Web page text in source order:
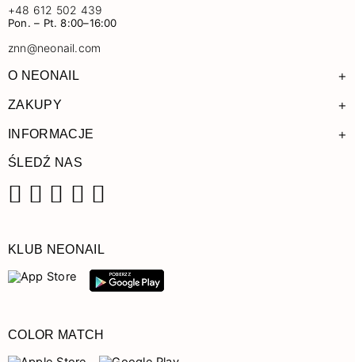
+48 612 502 439
Pon. – Pt. 8:00–16:00
znn@neonail.com
O NEONAIL +
ZAKUPY +
INFORMACJE +
ŚLEDŹ NAS
KLUB NEONAIL
COLOR MATCH